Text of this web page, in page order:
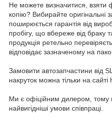
Не можете визначитися, взяти
копію? Вибирайте
поширюється гарантія від
пробігу, що вбереже від браку
продукція ретельно
відповідає зазначеному на
Замовити автозапчастини від
накруток можна тільки на
Ми є офіційним дилером, тому
найвигідніші умови співпраці.